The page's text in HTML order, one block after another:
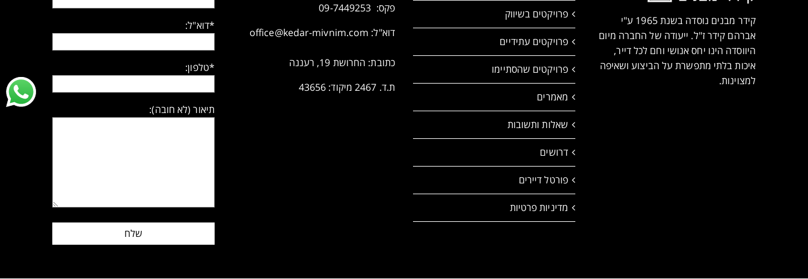
קידר מבנים נוסדה בשנת 1965 ע"י
אברהם קידר ז"ל. ייעודה של החברה מיום
היווסדה הינו יחס אנושי וחם לכל דייר,
איכות בלתי מתפשרת על הביצוע ושאיפה
למצוינות.
פרויקטים בשיווק
פרויקטים עתידיים
פרויקטים שהסתיימו
מאמרים
שאלות ותשובות
דרושים
פורטל דיירים
מדיניות פרטיות
פקס: 09-7449253
דוא"ל: office@kedar-mivnim.com
כתובת: החרושת 19, רעננה
ת.ד. 2467 מיקוד: 43656
*דוא"ל:
*טלפון:
תיאור (לא חובה):